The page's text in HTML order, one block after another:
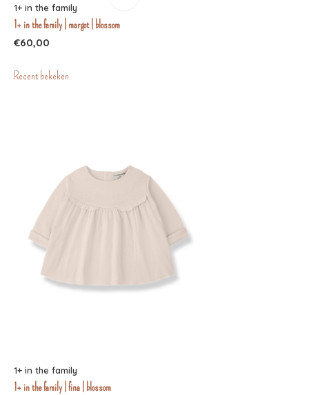
1+ in the family
1+ in the family | margot | blossom
€60,00
Recent bekeken
1+ in the family
1+ in the family | fina | blossom